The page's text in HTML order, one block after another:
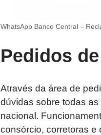
WhatsApp Banco Central –
Pedidos
Através da área de
dúvidas sobre todas
nacional.
consórcio, corretoras e